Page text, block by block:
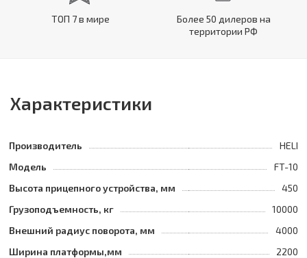
ТОП 7 в мире
Более 50 дилеров на
территории РФ
Характеристики
Производитель
HELI
Модель
FT-10
Высота прицепного устройства, мм
450
Грузоподъемность, кг
10000
Внешний радиус поворота, мм
4000
Ширина платформы,мм
2200